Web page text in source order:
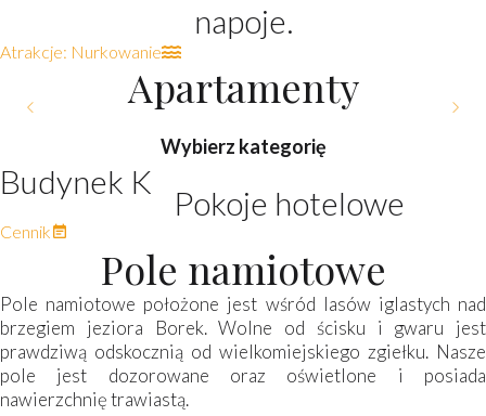
napoje.
Atrakcje: Nurkowanie
Apartamenty
POKÓJ 2-osobowy typu
Pokoje hotelowe
Ilość osób:
Cena (PLN):
Szczegóły
POKÓJ 2-osobowy typu
Pokoje hotelowe
Ilość osób:
Cena (PLN):
Szczegóły
POKÓJ 2-osobowy z
widokiem na jezioro
Pokoje hotelowe
Ilość osób:
Cena (PLN):
Szczegóły
POKÓJ 3-osobowy typu
Pokoje hotelowe
Ilość osób:
Cena (PLN):
Szczegóły
Wybierz kategorię
Budynek K
Pokoje hotelowe
Cennik
Pole namiotowe
Pole namiotowe położone jest wśród lasów iglastych nad
brzegiem jeziora Borek. Wolne od ścisku i gwaru jest
prawdziwą odskocznią od wielkomiejskiego zgiełku. Nasze
pole jest dozorowane oraz oświetlone i posiada
nawierzchnię trawiastą.